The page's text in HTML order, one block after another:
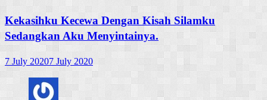
Kekasihku Kecewa Dengan Kisah Silamku
Sedangkan Aku Menyintainya.
7 July 20207 July 2020